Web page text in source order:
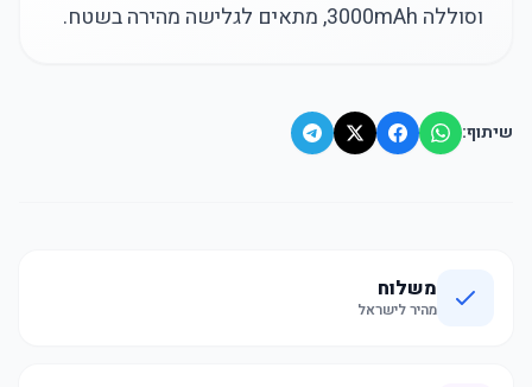
וסוללה 3000mAh, מתאים לגלישה מהירה בשטח.
שיתוף:
משלוח
מהיר לישראל